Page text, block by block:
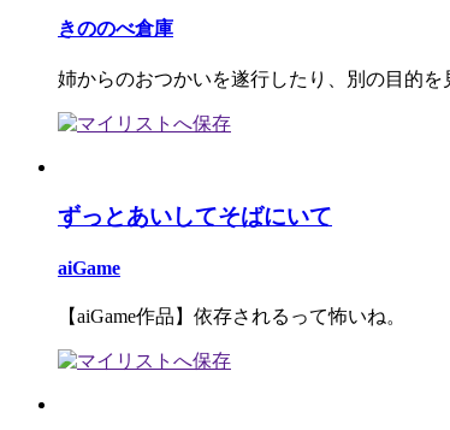
きののべ倉庫
姉からのおつかいを遂行したり、別の目的
ずっとあいしてそばにいて
aiGame
【aiGame作品】依存されるって怖いね。